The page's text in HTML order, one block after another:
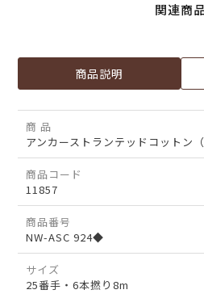
関連商
商品説明
商 品
アンカーストランテッドコットン
商品コード
11857
商品番号
NW-ASC 924◆
サイズ
25番手・6本撚り8m